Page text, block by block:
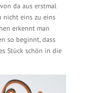
da aus erstmal
nicht eins zu eins
erkennt man
so beginnt, dass
Stück schön in die